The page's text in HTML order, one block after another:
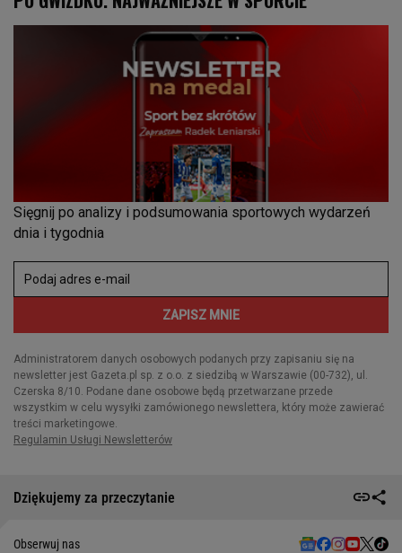
Dziękujemy za przeczytanie
Obserwuj nas